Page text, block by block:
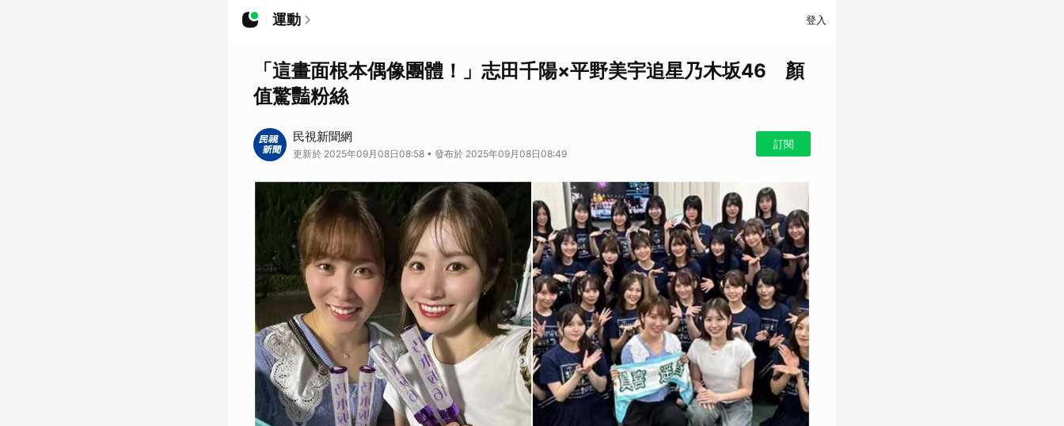
運動 登入
「這畫面根本偶像團體！」志田千陽×平野美宇追星乃木坂46 顏
值驚豔粉絲
民視新聞網
更新於 2025年09月08日08:58 • 發布於 2025年09月08日08:49
訂閱